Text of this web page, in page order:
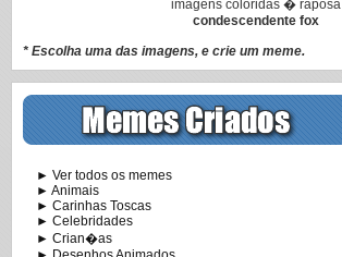
imagens coloridas � raposa
condescendente fox
* Escolha uma das imagens, e crie um meme.
► Ver todos os memes
► Animais
► Carinhas Toscas
► Celebridades
► Crian�as